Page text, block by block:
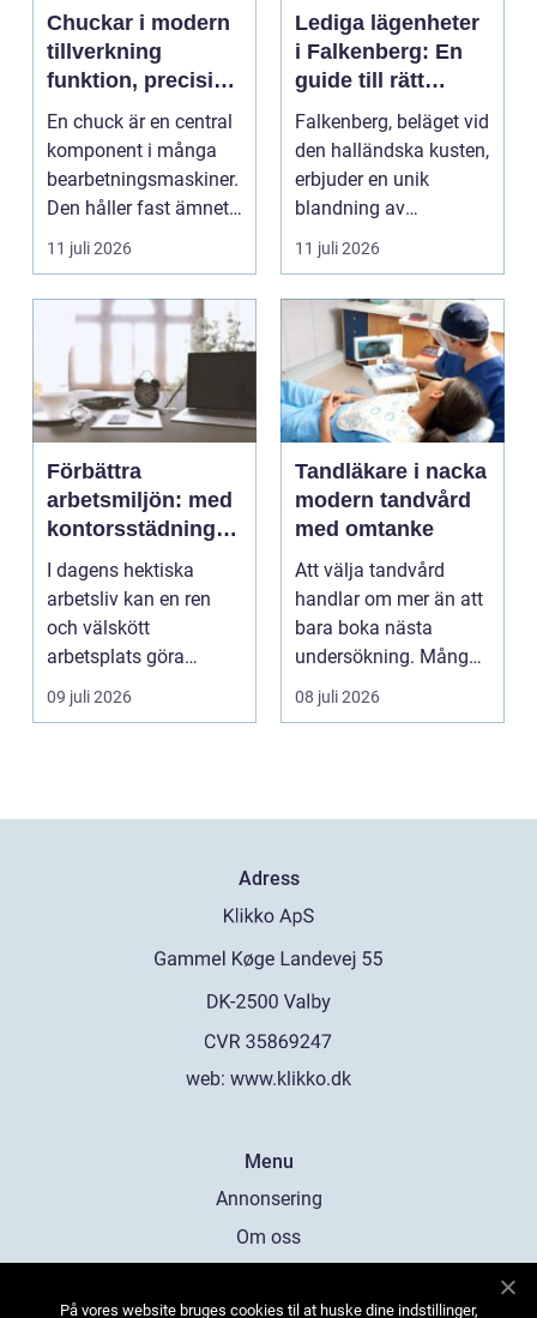
Chuckar i modern
tillverkning
funktion, precision
och smarta val
En chuck är en central
komponent i många
bearbetningsmaskiner.
Den håller fast ämnet
eller verktyget...
11 juli 2026
Lediga lägenheter
i Falkenberg: En
guide till rätt
bostad för dig
Falkenberg, beläget vid
den halländska kusten,
erbjuder en unik
blandning av
naturskö...
11 juli 2026
Förbättra
arbetsmiljön: med
kontorsstädning i
Stockholm
I dagens hektiska
arbetsliv kan en ren
och välskött
arbetsplats göra
underverk fö...
09 juli 2026
Tandläkare i nacka
modern tandvård
med omtanke
Att välja tandvård
handlar om mer än att
bara boka nästa
undersökning. Många
vill ha en tandläkare
08 juli 2026
Adress
web: www.klikko.dk
Menu
Annonsering
Om oss
På vores website bruges cookies til at huske dine indstillinger,